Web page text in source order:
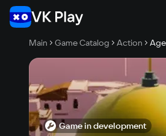
Main Game Catalog Action
Game in development